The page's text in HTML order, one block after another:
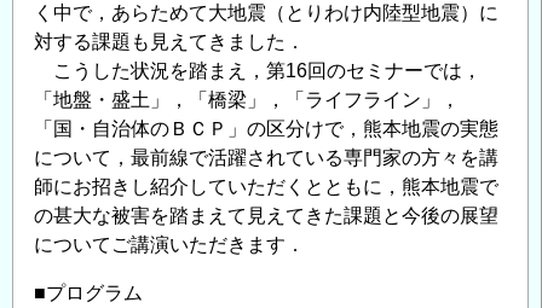
く中で，あらためて大地震（とりわけ内陸型地震）に
対する課題も見えてきました．
こうした状況を踏まえ，第16回のセミナーでは，
「地盤・盛土」，「橋梁」，「ライフライン」，
「国・自治体のＢＣＰ」の区分けで，熊本地震の実態
について，最前線で活躍されている専門家の方々を講
師にお招きし紹介していただくとともに，熊本地震で
の甚大な被害を踏まえて見えてきた課題と今後の展望
についてご講演いただきます．
■プログラム